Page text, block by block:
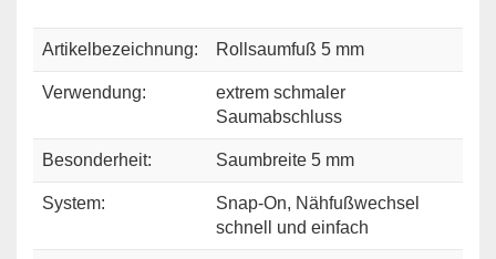
Artikelbezeichnung: Rollsaumfuß 5 mm
Verwendung:
extrem schmaler
Saumabschluss
Besonderheit: Saumbreite 5 mm
System:
Snap-On, Nähfußwechsel
schnell und einfach